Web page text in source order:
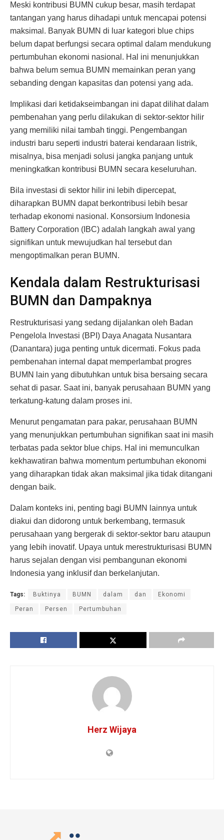
Meski kontribusi BUMN cukup besar, masih terdapat
tantangan yang harus dihadapi untuk mencapai potensi
maksimal. Banyak BUMN di luar kategori blue chips
belum dapat berfungsi secara optimal dalam mendukung
pertumbuhan ekonomi nasional. Hal ini menunjukkan
bahwa belum semua BUMN memainkan peran yang
sebanding dengan kapasitas dan potensi yang ada.
Implikasi dari ketidakseimbangan ini dapat dilihat dalam
pembenahan yang perlu dilakukan di sektor-sektor hilir
yang memiliki nilai tambah tinggi. Pengembangan
industri baru seperti industri baterai kendaraan listrik,
misalnya, bisa menjadi solusi jangka panjang untuk
meningkatkan kontribusi BUMN secara keseluruhan.
Bila investasi di sektor hilir ini lebih dipercepat,
diharapkan BUMN dapat berkontribusi lebih besar
terhadap ekonomi nasional. Konsorsium Indonesia
Battery Corporation (IBC) adalah langkah awal yang
signifikan untuk mewujudkan hal tersebut dan
mengoptimalkan peran BUMN.
Kendala dalam Restrukturisasi
BUMN dan Dampaknya
Restrukturisasi yang sedang dijalankan oleh Badan
Pengelola Investasi (BPI) Daya Anagata Nusantara
(Danantara) juga penting untuk dicermati. Fokus pada
pembenahan internal dapat memperlambat progres
BUMN lain yang dibutuhkan untuk bisa bersaing secara
sehat di pasar. Saat ini, banyak perusahaan BUMN yang
terkatung-katung dalam proses ini.
Menurut pengamatan para pakar, perusahaan BUMN
yang menunjukkan pertumbuhan signifikan saat ini masih
terbatas pada sektor blue chips. Hal ini memunculkan
kekhawatiran bahwa momentum pertumbuhan ekonomi
yang diharapkan tidak akan maksimal jika tidak ditangani
dengan baik.
Dalam konteks ini, penting bagi BUMN lainnya untuk
diakui dan didorong untuk berkembang, termasuk
perusahaan yang bergerak di sektor-sektor baru ataupun
yang lebih inovatif. Upaya untuk merestrukturisasi BUMN
harus sejalan dengan visi pembangunan ekonomi
Indonesia yang inklusif dan berkelanjutan.
Tags: Buktinya BUMN dalam dan Ekonomi
Peran Persen Pertumbuhan
Herz Wijaya